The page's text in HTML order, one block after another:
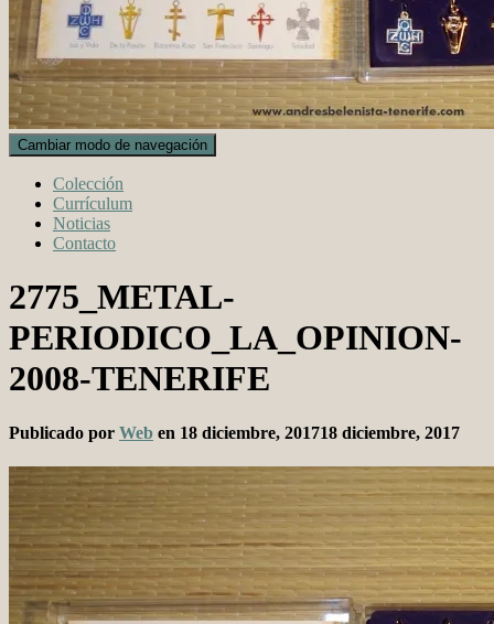
Cambiar modo de navegación
Colección
Currículum
Noticias
Contacto
2775_METAL-
PERIODICO_LA_OPINION-
2008-TENERIFE
Publicado por Web en 18 diciembre, 201718 diciembre, 2017